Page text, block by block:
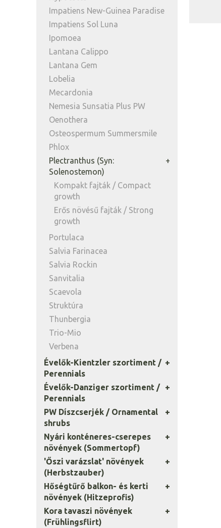
Impatiens New-Guinea Paradise
Impatiens Sol Luna
Ipomoea
Lantana Calippo
Lantana Gem
Lobelia
Mecardonia
Nemesia Sunsatia Plus PW
Oenothera
Osteospermum Summersmile
Phlox
Plectranthus (Syn:
Solenostemon)
Kompakt fajták / Compact
growth
Erős növésű fajták / Strong
growth
Portulaca
Salvia Farinacea
Salvia Rockin
Sanvitalia
Scaevola
Struktúra
Thunbergia
Trio-Mio
Verbena
Évelők-Kientzler szortiment /
Perennials
Évelők-Danziger szortiment /
Perennials
PW Díszcserjék / Ornamental
shrubs
Nyári konténeres-cserepes
növények (Sommertopf)
'Őszi varázslat' növények
(Herbstzauber)
Hőségtűrő balkon- és kerti
növények (Hitzeprofis)
Kora tavaszi növények
(Frühlingsflirt)